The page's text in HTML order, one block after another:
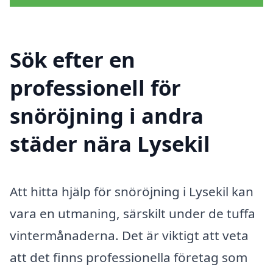
Sök efter en
professionell för
snöröjning i andra
städer nära Lysekil
Att hitta hjälp för snöröjning i Lysekil kan
vara en utmaning, särskilt under de tuffa
vintermånaderna. Det är viktigt att veta
att det finns professionella företag som